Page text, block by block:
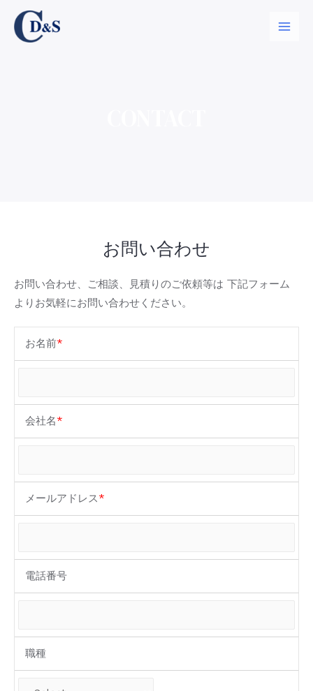
お問い合わせ
お問い合わせ、ご相談、見積りのご依頼等は 下記フォーム
よりお気軽にお問い合わせください。
お名前*
会社名*
メールアドレス*
電話番号
職種